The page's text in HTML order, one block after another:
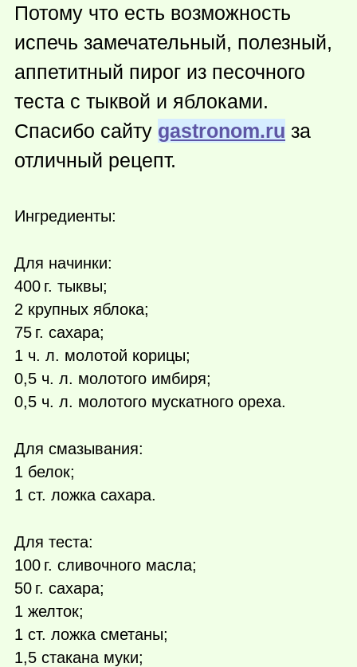
Потому что есть возможность
испечь замечательный, полезный,
аппетитный пирог из песочного
теста с тыквой и яблоками.
Спасибо сайту gastronom.ru за
отличный рецепт.
Ингредиенты:
Для начинки:
400 г. тыквы;
2 крупных яблока;
75 г. сахара;
1 ч. л. молотой корицы;
0,5 ч. л. молотого имбиря;
0,5 ч. л. молотого мускатного ореха.
Для смазывания:
1 белок;
1 ст. ложка сахара.
Для теста:
100 г. сливочного масла;
50 г. сахара;
1 желток;
1 ст. ложка сметаны;
1,5 стакана муки;